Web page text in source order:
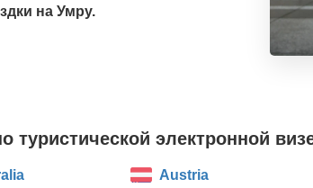
на Умру.
электронной
Austria